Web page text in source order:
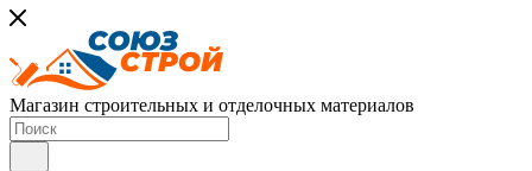
Магазин строительных и отделочных материалов